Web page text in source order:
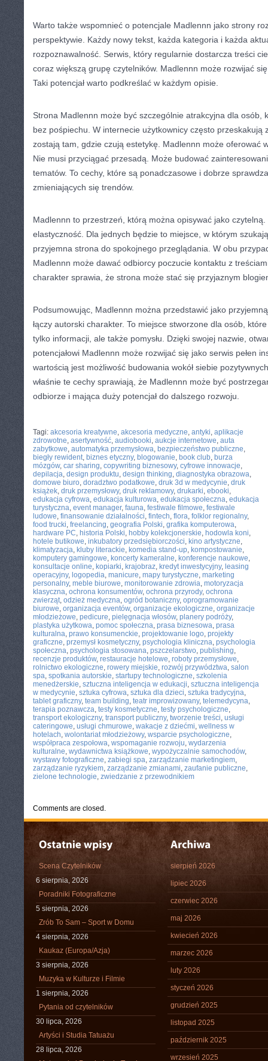
Warto także wspomnieć o potencjale Madlennn jako strony
perspektywie. Każdy nowy tekst, każda kategoria i każda
rozpoznawalność. Serwis, który regularnie dostarcza treści
coraz większą grupę czytelników. Madlennn może rozwijać
Taki potencjał warto podkreślać w każdym opisie.
Strona Madlennn może być szczególnie atrakcyjna dla osób,
bez pośpiechu. W internecie użytkownicy często przeskakują
zostają tam, gdzie czują estetykę. Madlennn może oferować
Nie musi przyciągać przesadą. Może budować
tematów. To cechy, które są ponadczasowe i dobrze
zmieniających się trendów.
Madlennn to przestrzeń, którą można opisywać jako czytelną.
elastyczność. Dla jednych będzie to miejsce, w którym
przyjemna strona do spokojnego przeglądania. W obu
Madlennn może dawać odbiorcy poczucie kontaktu z
charakter sprawia, że strona może stać się przyjaznym
Podsumowując, Madlennn można przedstawić jako
łączy autorski charakter. To miejsce stworzone dla osób,
tylko informacji, ale także pomysłu. Dzięki swojej nazwie,
potencjałowi Madlennn może rozwijać się jako serwis pełen
wartością jest możliwość budowania wokół siebie
właśnie te cechy sprawiają, że Madlennn może być
odbiorze i mająca duży potencjał do dalszego rozwoju.
Tagi: akcesoria kreatywne, akcesoria medyczne, antyki, aplikacje
zdrowotne, asertywność, audiobooki, aukcje internetowe, auta
zabytkowe, automatyka przemysłowa, bezpieczeństwo publiczne,
biegły rewident, biznes etyczny, blogowanie, book club, burza
mózgów, car sharing, copywriting biznesowy, cyfrowe innowacje,
depilacja, design produktu, design thinking, diagnostyka obrazowa,
domowe biuro, doradztwo podatkowe, druk 3d w medycynie, druk
książek, druk przemysłowy, druk reklamowy, drukarki, ebooki,
edukacja cyfrowa, edukacja kulturowa, edukacja społeczna, edukacja
turystyczna, event manager, fauna, festiwale filmowe, festiwale
ludowe, finansowanie działalności, fintech, flora, folklor regionalny,
food trucki, freelancing, geografia Polski, grafika komputerowa,
hardware PC, historia Polski, hobby kolekcjonerskie, hodowla koni,
hotele butikowe, inkubatory przedsiębiorczości, kino artystyczne,
klimatyzacja, kluby literackie, komedia stand-up, kompostowanie,
komputery gamingowe, koncerty kameralne, konferencje naukowe,
konsultacje online, kopiarki, krajobraz, kredyt inwestycyjny, leasing
operacyjny, logopedia, manicure, mapy turystyczne, marketing
personalny, meble biurowe, monitorowanie zdrowia, motoryzacja
klasyczna, ochrona konsumentów, ochrona przyrody, ochrona
zwierząt, odzież medyczna, ogród botaniczny, oprogramowanie
biurowe, organizacja eventów, organizacje ekologiczne, organizacje
młodzieżowe, pedicure, pielęgnacja włosów, planery podróży,
plastyka użytkowa, pomoc społeczna, prasa biznesowa, prasa
kulturalna, prawo konsumenckie, projektowanie logo, projekty
graficzne, przemysł kosmetyczny, psychologia kliniczna, psychologia
społeczna, psychologia stosowana, pszczelarstwo, publishing,
recenzje produktów, restauracje hotelowe, roboty przemysłowe,
rolnictwo ekologiczne, rowery miejskie, rozwój przywództwa, salon
spa, spotkania autorskie, startupy technologiczne, szkolenia
menedżerskie, sztuczna inteligencja w edukacji, sztuczna inteligencja
w medycynie, sztuka cyfrowa, sztuka dla dzieci, sztuka tradycyjna,
tablet graficzny, team building, teatr improwizowany, telemedycyna,
terapia poznawcza, testy kosmetyczne, testy psychologiczne,
transport ekologiczny, transport publiczny, tworzenie treści, usługi
cateringowe, usługi chmurowe, wakacje z dziećmi, wellness w
hotelach, wolontariat młodzieżowy, wsparcie psychologiczne,
współpraca zespołowa, wspomaganie rozwoju, wydarzenia
kulturalne, wydawnictwa książkowe, wypożyczalnie samochodów,
wystawy fotograficzne, zabiegi spa, zarządzanie marketingiem,
zarządzanie ryzykiem, zarządzanie zmianami, zaufanie publiczne,
zielone technologie, zwiedzanie z przewodnikiem
Comments are closed.
Scena Czytelników
6 sierpnia, 2026
Poradniki Fotograficzne
5 sierpnia, 2026
Zrób To Sam – Sport w Domu
4 sierpnia, 2026
Kaukaz (Europa/Azja)
3 sierpnia, 2026
Muzyka w Kulturze i Filmie
1 sierpnia, 2026
Pytania od czytelników
30 lipca, 2026
Artyści i Studia Tatuażu
28 lipca, 2026
sierpień 2026
lipiec 2026
czerwiec 2026
maj 2026
kwiecień 2026
marzec 2026
luty 2026
styczeń 2026
grudzień 2025
listopad 2025
październik 2025
wrzesień 2025